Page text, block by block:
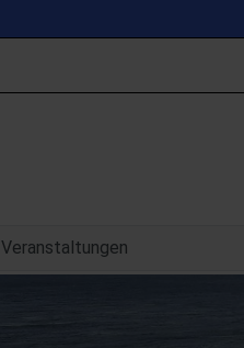
Veranstaltungen